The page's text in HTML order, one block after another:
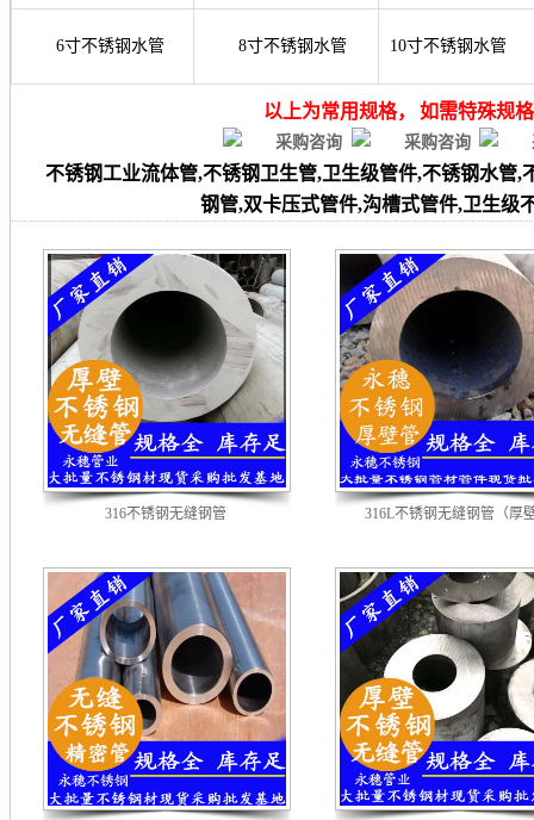
6寸不锈钢水管 8寸不锈钢水管 10寸不锈钢水管
以上为常用规格， 如需特殊规
不锈钢工业流体管,不锈钢卫生管,卫生级管件,不锈钢水管,
钢管,双卡压式管件,沟槽式管件,卫生级
316不锈钢无缝钢管 316L不锈钢无缝钢管（厚